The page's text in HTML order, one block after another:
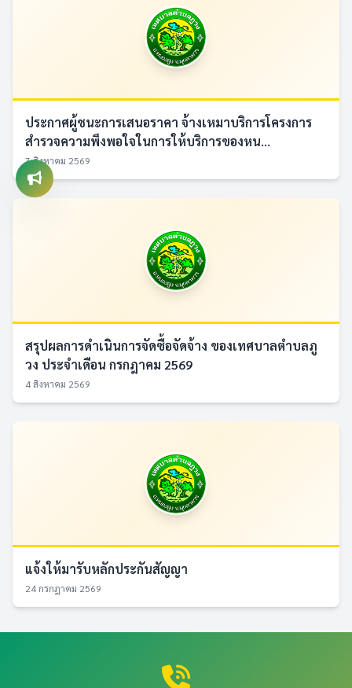
ประกาศผู้ชนะการเสนอราคา จ้างเหมาบริการโครงการ
สำรวจความพึงพอใจในการให้บริการของหน...
7 สิงหาคม 2569
สรุปผลการดำเนินการจัดซื้อจัดจ้าง ของเทศบาลตำบลภู
วง ประจำเดือน กรกฎาคม 2569
4 สิงหาคม 2569
แจ้งให้มารับหลักประกันสัญญา
24 กรกฎาคม 2569